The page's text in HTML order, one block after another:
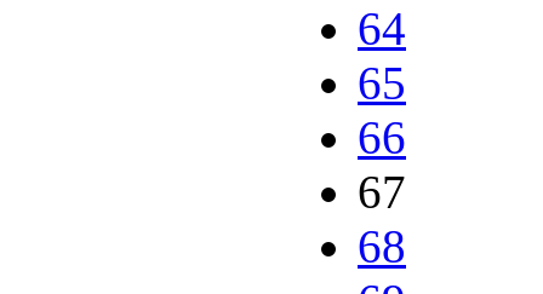
64
65
66
67
68